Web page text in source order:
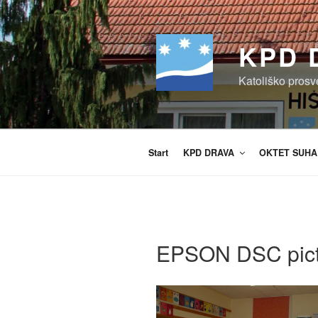
Zum
Inhalt
springen
KPD
Katoliško
Start KPD DRAVA OKTET SUHA
EPSON DSC